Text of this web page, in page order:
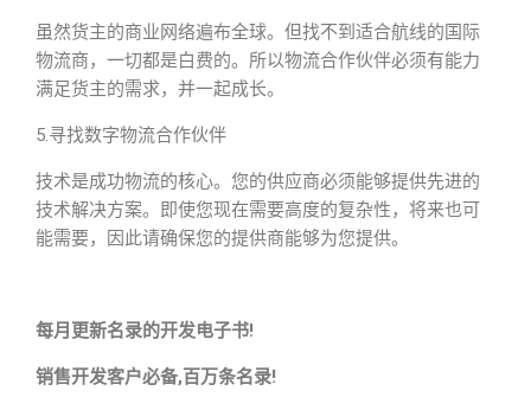
虽然货主的商业网络遍布全球。但找不到适合航线的国际
物流商，一切都是白费的。所以物流合作伙伴必须有能力
满足货主的需求，并一起成长。
5.寻找数字物流合作伙伴
技术是成功物流的核心。您的供应商必须能够提供先进的
技术解决方案。即使您现在需要高度的复杂性，将来也可
能需要，因此请确保您的提供商能够为您提供。
每月更新名录的开发电子书!
销售开发客户必备,百万条名录!